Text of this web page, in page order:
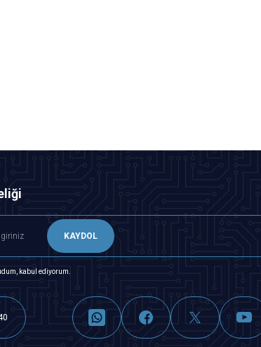
SN-02BM İzolesiz Terminal Sıkma
KAYDOL
kabul ediyorum.